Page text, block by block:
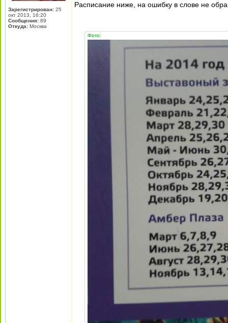
Зарегистрирован: 25
окт 2013, 16:20
Сообщения: 89
Откуда: Москва
Расписание ниже, на ошибку в слове не
Фото: